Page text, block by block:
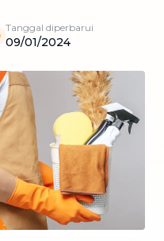
Tanggal diperbarui
09/01/2024